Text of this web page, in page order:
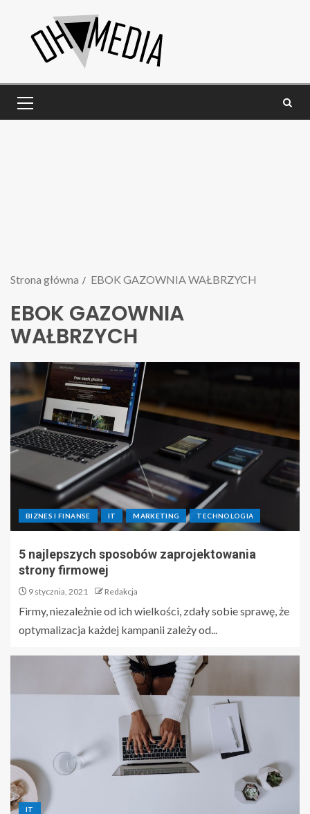
Strona główna EBOK GAZOWNIA WAŁBRZYCH
EBOK GAZOWNIA
WAŁBRZYCH
BIZNES I FINANSE IT MARKETING TECHNOLOGIA
5 najlepszych sposobów zaprojektowania
strony firmowej
9 stycznia, 2021 Redakcja
Firmy, niezależnie od ich wielkości, zdały sobie sprawę, że
optymalizacja każdej kampanii zależy od...
IT